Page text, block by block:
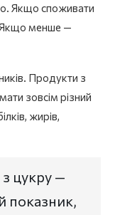
Якщо споживати
Якщо менше —
Продукти з
зовсім різний
жирів,
з цукру —
показник,